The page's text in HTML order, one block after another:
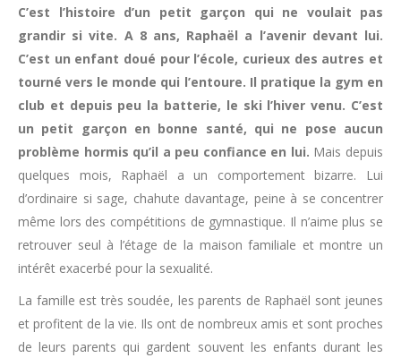
C’est l’histoire d’un petit garçon qui ne voulait pas
grandir si vite. A 8 ans, Raphaël a l’avenir devant lui.
C’est un enfant doué pour l’école, curieux des autres et
tourné vers le monde qui l’entoure. Il pratique la gym en
club et depuis peu la batterie, le ski l’hiver venu. C’est
un petit garçon en bonne santé, qui ne pose aucun
problème hormis qu’il a peu confiance en lui. Mais depuis
quelques mois, Raphaël a un comportement bizarre. Lui
d’ordinaire si sage, chahute davantage, peine à se concentrer
même lors des compétitions de gymnastique. Il n’aime plus se
retrouver seul à l’étage de la maison familiale et montre un
intérêt exacerbé pour la sexualité.
La famille est très soudée, les parents de Raphaël sont jeunes
et profitent de la vie. Ils ont de nombreux amis et sont proches
de leurs parents qui gardent souvent les enfants durant les